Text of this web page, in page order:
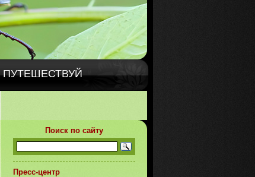
ПУТЕШЕСТВУЙ
Поиск по сайту
Пресс-центр